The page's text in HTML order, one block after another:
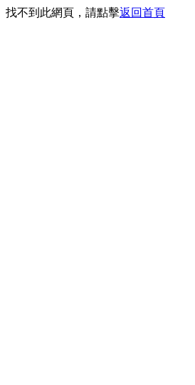
找不到此網頁，請點擊返回首頁